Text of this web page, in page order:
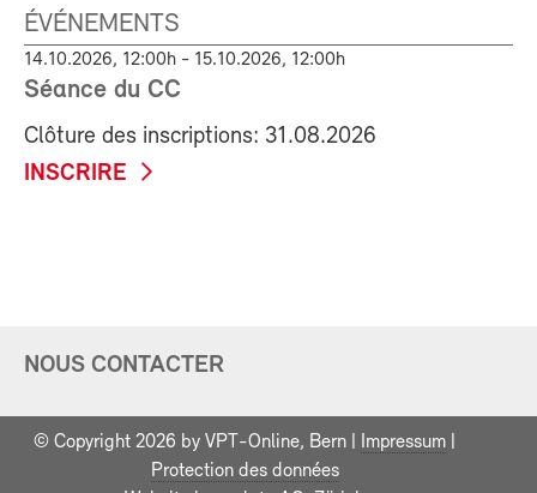
ÉVÉNEMENTS
14.10.2026, 12:00h - 15.10.2026, 12:00h
Séance du CC
Clôture des inscriptions: 31.08.2026
INSCRIRE
NOUS CONTACTER
© Copyright 2026 by VPT-Online, Bern | Impressum
Protection des données